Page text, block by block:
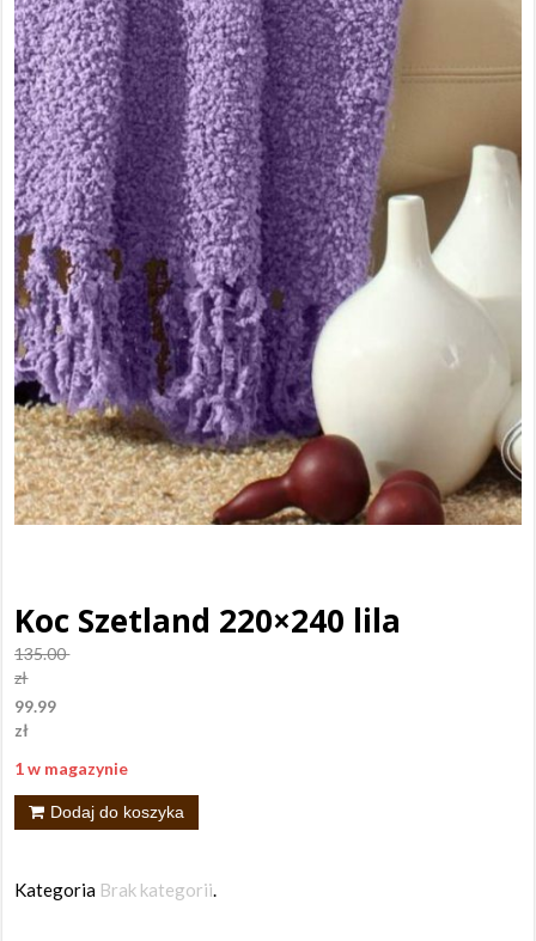
Koc Szetland 220×240 lila
135.00
zł
99.99
zł
1 w magazynie
ilość
220x240
Dodaj do koszyka
Kategoria Brak kategorii.